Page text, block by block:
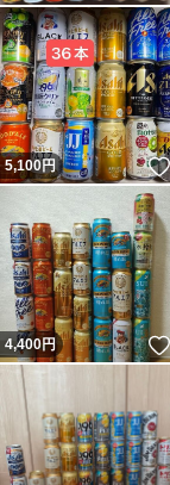
5,100円
4,400円